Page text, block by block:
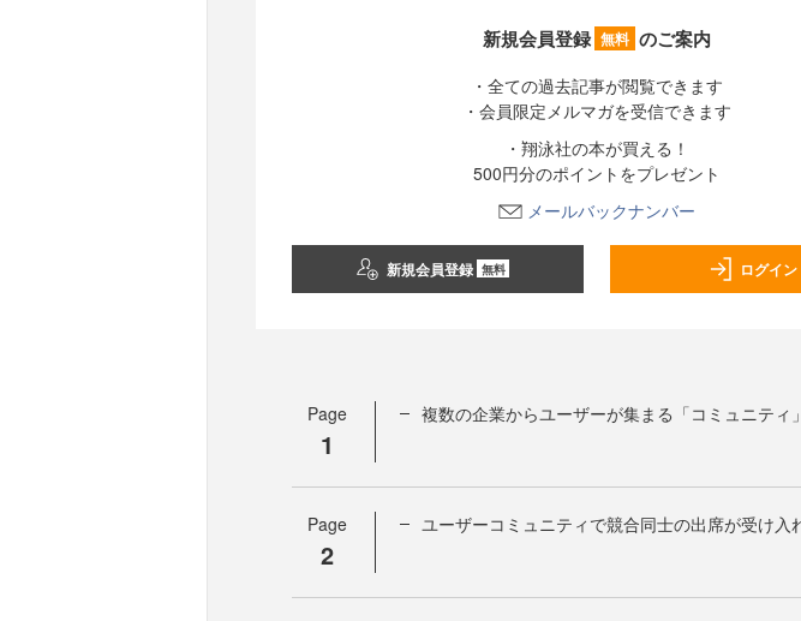
新規会員登録 無料 のご案内
・全ての過去記事が閲覧できます
・会員限定メルマガを受信できます
・翔泳社の本が買える！
500円分のポイントをプレゼント
メールバックナンバー
新規会員登録 無料 ログイン
Page
1
複数の企業からユーザーが集まる「コミュニティ
Page
2
ユーザーコミュニティで競合同士の出席が受け入